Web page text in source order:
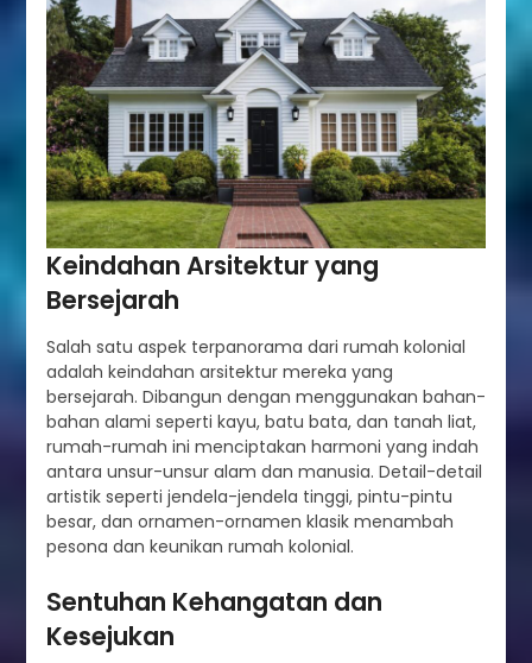
Keindahan Arsitektur yang
Bersejarah
Salah satu aspek terpanorama dari rumah kolonial
adalah keindahan arsitektur mereka yang
bersejarah. Dibangun dengan menggunakan bahan-
bahan alami seperti kayu, batu bata, dan tanah liat,
rumah-rumah ini menciptakan harmoni yang indah
antara unsur-unsur alam dan manusia. Detail-detail
artistik seperti jendela-jendela tinggi, pintu-pintu
besar, dan ornamen-ornamen klasik menambah
pesona dan keunikan rumah kolonial.
Sentuhan Kehangatan dan
Kesejukan